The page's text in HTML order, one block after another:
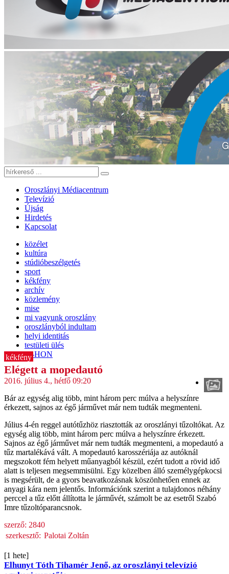
Oroszlányi Médiacentrum
Televízió
Újság
Hirdetés
Kapcsolat
közélet
kultúra
stúdióbeszélgetés
sport
kékfény
archív
közlemény
mise
mi vagyunk oroszlány
oroszlányból indultam
helyi identitás
testületi ülés
IT-HON
kékfény
Elégett a mopedautó
2016. július 4., hétfő 09:20
Bár az egység alig több, mint három perc múlva a helyszínre
érkezett, sajnos az égő járművet már nem tudták megmenteni.
Július 4-én reggel autótűzhöz riasztották az oroszlányi tűzoltókat. Az
egység alig több, mint három perc múlva a helyszínre érkezett.
Sajnos az égő járművet már nem tudták megmenteni, a mopedautó a
tűz martalékává vált. A mopedautó karosszériája az autóknál
megszokott fém helyett műanyagból készül, ezért tudott a rövid idő
alatt is teljesen megsemmisülni. Egy közelben álló személygépkocsi
is megsérült, de a gyors beavatkozásnak köszönhetően ennek az
anyagi kára nem jelentős. Információnk szerint a tulajdonos néhány
perccel a tűz előtt állította le járművét, számolt be az esetről Szabó
Imre tűzoltóparancsnok.
szerző: 2840
szerkesztő: Palotai Zoltán
[1 hete]
Elhunyt Tóth Tihamér Jenő, az oroszlányi televízió